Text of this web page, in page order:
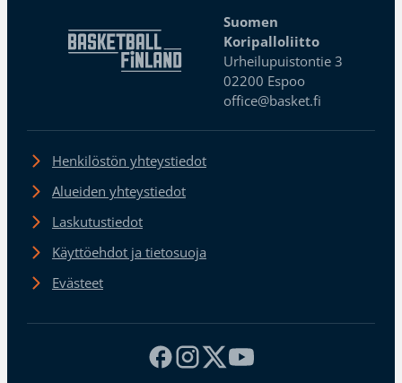
Suomen
Koripalloliitto
Urheilupuistontie 3
02200 Espoo
office@basket.fi
Henkilöstön yhteystiedot
Alueiden yhteystiedot
Laskutustiedot
Käyttöehdot ja tietosuoja
Evästeet